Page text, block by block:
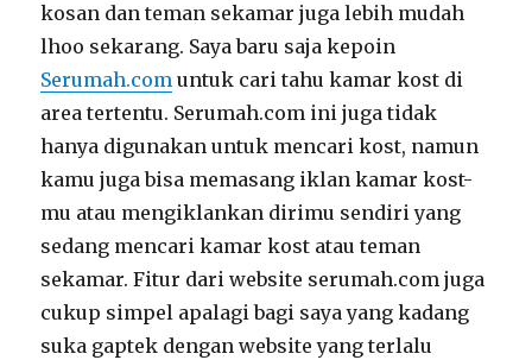
kosan dan teman sekamar juga lebih mudah
lhoo sekarang. Saya baru saja kepoin
Serumah.com untuk cari tahu kamar kost di
area tertentu. Serumah.com ini juga tidak
hanya digunakan untuk mencari kost, namun
kamu juga bisa memasang iklan kamar kost-
mu atau mengiklankan dirimu sendiri yang
sedang mencari kamar kost atau teman
sekamar. Fitur dari website serumah.com juga
cukup simpel apalagi bagi saya yang kadang
suka gaptek dengan website yang terlalu